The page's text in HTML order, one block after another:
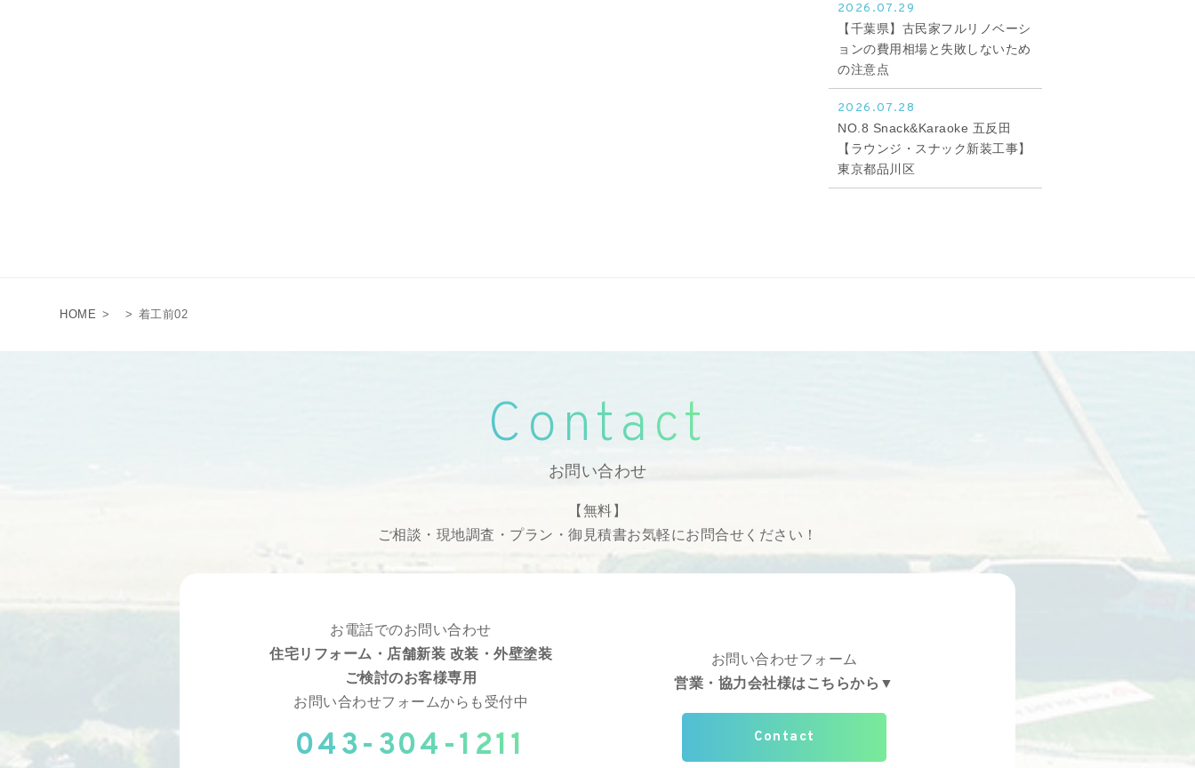
2026.07.29
【千葉県】古民家フルリノベーシ
ョンの費用相場と失敗しないため
の注意点
2026.07.28
NO.8 Snack&Karaoke 五反田
【ラウンジ・スナック新装工事】
東京都品川区
HOME > > 着工前02
Contact
お問い合わせ
【無料】
ご相談・現地調査・プラン・御見積書お気軽にお問合せください！
お電話でのお問い合わせ
住宅リフォーム・店舗新装 改装・外壁塗装
ご検討のお客様専用
お問い合わせフォームからも受付中
043-304-1211
お問い合わせフォーム
営業・協力会社様はこちらから▼
Contact